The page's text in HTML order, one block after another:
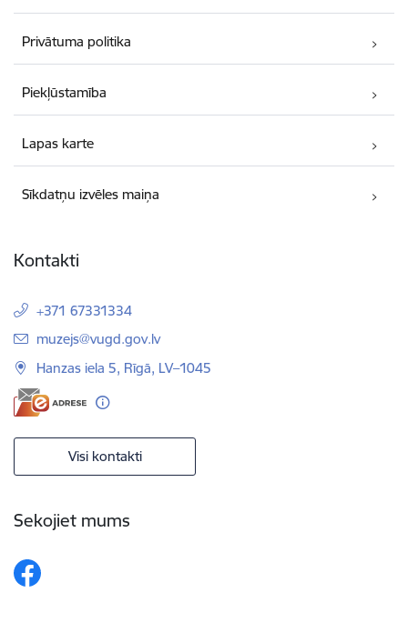
Privātuma politika
Piekļūstamība
Lapas karte
Sīkdatņu izvēles maiņa
Kontakti
+371 67331334
E-pasts:
muzejs@vugd.gov.lv
Hanzas iela 5, Rīgā, LV–1045
Visi kontakti
Sekojiet mums